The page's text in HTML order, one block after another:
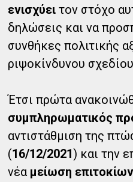
ενισχύει τον στόχο
δηλώσεις και να
συνθήκες πολιτικής
ριψοκίνδυνου
Έτσι πρώτα
συμπληρωματικός
αντιστάθμιση της
(16/12/2021) και την
νέα μείωση επιτοκίων